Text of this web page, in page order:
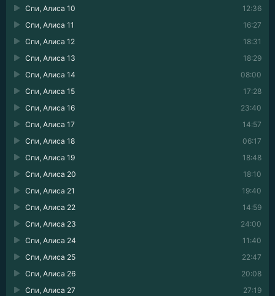
12:36
Спи, Алиса 10
16:27
Спи, Алиса 11
18:31
Спи, Алиса 12
18:29
Спи, Алиса 13
08:00
Спи, Алиса 14
17:28
Спи, Алиса 15
23:40
Спи, Алиса 16
14:57
Спи, Алиса 17
06:17
Спи, Алиса 18
18:48
Спи, Алиса 19
18:10
Спи, Алиса 20
19:40
Спи, Алиса 21
14:59
Спи, Алиса 22
24:00
Спи, Алиса 23
11:40
Спи, Алиса 24
22:47
Спи, Алиса 25
20:08
Спи, Алиса 26
27:19
Спи, Алиса 27